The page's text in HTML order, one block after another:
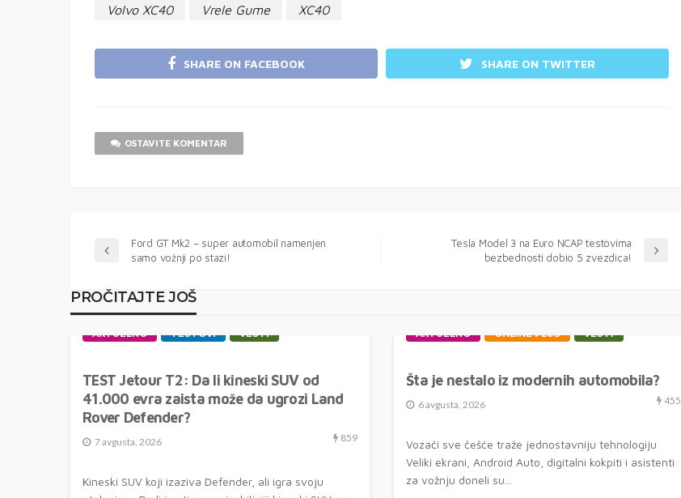
Volvo XC40
Vrele Gume XC40
SHARE ON FACEBOOK SHARE ON TWITTER
OSTAVITE KOMENTAR
Ford GT Mk2 – super automobil namenjen
samo vožnji po stazi!
Tesla Model 3 na Euro NCAP testovima
bezbednosti dobio 5 zvezdica!
PROČITAJTE JOŠ
AKTUELNO TESTOVI VESTI
TEST Jetour T2: Da li kineski SUV od
41.000 evra zaista može da ugrozi Land
Rover Defender?
7 avgusta, 2026 859
Kineski SUV koji izaziva Defender, ali igra svoju
AKTUELNO ONLINE PLUS VESTI
Šta je nestalo iz modernih automobila?
6 avgusta, 2026 455
Vozači sve češće traže jednostavniju tehnologiju
Veliki ekrani, Android Auto, digitalni kokpiti i asistenti
za vožnju doneli su...